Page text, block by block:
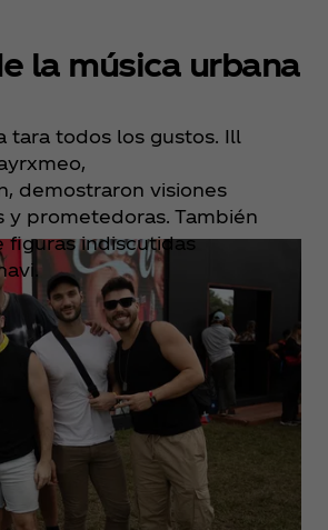
la música urbana
tara todos los gustos. Ill
demostraron visiones
y prometedoras. También
figuras indiscutidas